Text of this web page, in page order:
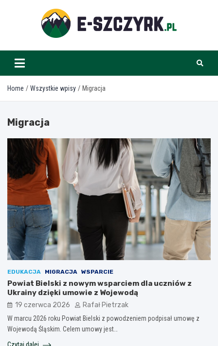
e-szczyrk.pl
Home Wszystkie wpisy Migracja
Migracja
EDUKACJA MIGRACJA WSPARCIE
Powiat Bielski z nowym wsparciem dla uczniów z
Ukrainy dzięki umowie z Wojewodą
19 czerwca 2026 Rafał Pietrzak
W marcu 2026 roku Powiat Bielski z powodzeniem podpisał umowę z
Wojewodą Śląskim. Celem umowy jest…
Czytaj dalej